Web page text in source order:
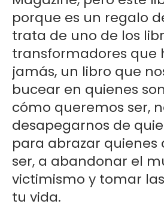
porque es un regalo
trata de uno de los
transformadores que
jamás, un libro que
bucear en quienes
cómo queremos ser,
desapegarnos de
para abrazar quienes
ser, a abandonar el
victimismo y tomar
tu vida.